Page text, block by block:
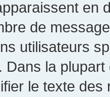
en
de
utilisateurs
Dans la
le texte